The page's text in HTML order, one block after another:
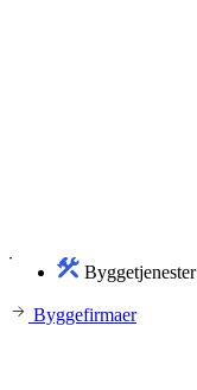
Byggetjenester
Byggefirmaer